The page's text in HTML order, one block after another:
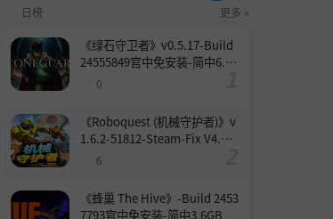
日榜 更多 »
《绿石守卫者》v0.5.17-Build
24555849官中免安装-简中6.6
0
《Roboquest (机械守护者)》v
1.6.2-51812-Steam-Fix V4.联
机版官中简体
6
《蜂巢 The Hive》-Build 2453
7793官中免安装-简中3.6GB